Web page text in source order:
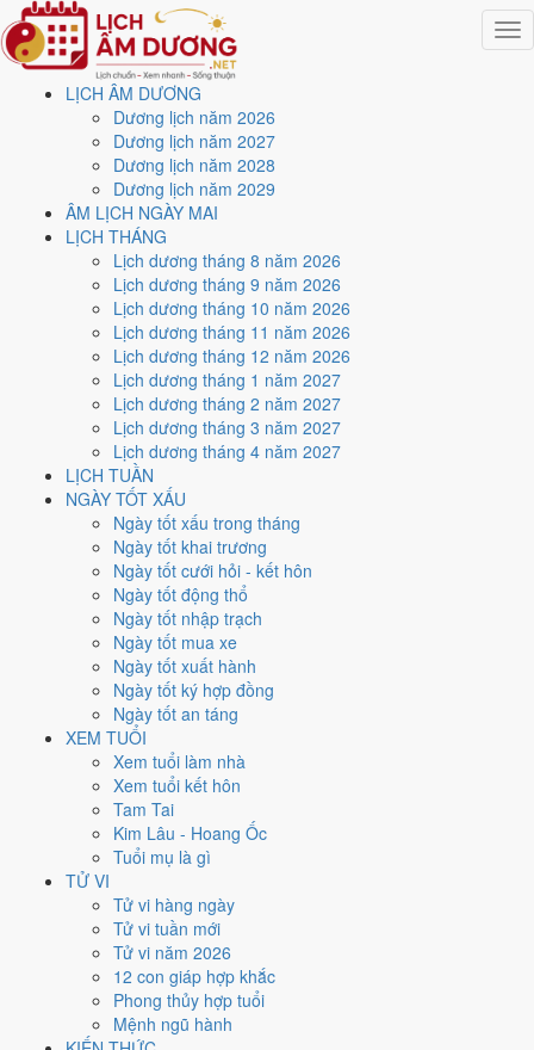
LỊCH ÂM DƯƠNG
Dương lịch năm 2026
Dương lịch năm 2027
Dương lịch năm 2028
Dương lịch năm 2029
ÂM LỊCH NGÀY MAI
LỊCH THÁNG
Lịch dương tháng 8 năm 2026
Lịch dương tháng 9 năm 2026
Lịch dương tháng 10 năm 2026
Lịch dương tháng 11 năm 2026
Lịch dương tháng 12 năm 2026
Lịch dương tháng 1 năm 2027
Lịch dương tháng 2 năm 2027
Lịch dương tháng 3 năm 2027
Lịch dương tháng 4 năm 2027
LỊCH TUẦN
NGÀY TỐT XẤU
Ngày tốt xấu trong tháng
Ngày tốt khai trương
Ngày tốt cưới hỏi - kết hôn
Ngày tốt động thổ
Ngày tốt nhập trạch
Ngày tốt mua xe
Ngày tốt xuất hành
Ngày tốt ký hợp đồng
Ngày tốt an táng
XEM TUỔI
Xem tuổi làm nhà
Xem tuổi kết hôn
Tam Tai
Kim Lâu - Hoang Ốc
Tuổi mụ là gì
TỬ VI
Tử vi hàng ngày
Tử vi tuần mới
Tử vi năm 2026
12 con giáp hợp khắc
Phong thủy hợp tuổi
Mệnh ngũ hành
Trang chủ
Lịch năm 2029
Tháng 8/2029
Ngày 12/8/2029 (Giáp Tuất)
Xem ngày12/8/2029
lịch - Ngày 3/7 âm lịch
(Giáp Tuất) tốt hay xấu?
Ngày 12/8/2029 dương lịch (Chủ Nhật) là ngày 3/7/2029 âm lịch
Giáp Tuất - Can khắc Chi, Trực Mãn, Sao Tinh, nạp âm Sơn
Đầu Hỏa. Tổng hòa, đây làNgày Cátvới điểm trung bình
các việc quan trọng. Giờ Hoàng Đạo trong ngày:
Dậu, Hợi.
Ngày Dương
Tháng 8 năm 2029
Tháng 7 âm năm 2029
Tiết Lập Thu
Giáp Tý
Kỷ Dậu
Ngày Giáp Tuất có TrựcMãn(ngày đầy đủ, viên mãn nhưng dễ phát
sinh thừa) nhưng gặp SaoTư Mệnh hoàng đạo
7.4/10nên đây làNgày Cát
Dần, Ngọ, Mão hợp ngày; tuổi